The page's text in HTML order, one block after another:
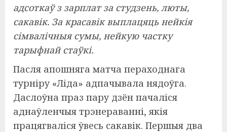
адсоткаў з зарплат за студзень, люты,
сакавік. За красавік выплацяць нейкія
сімвалічныя сумы, нейкую частку
тарыфнай стаўкі.
Пасля апошняга матча пераходнага
турніру «Ліда» адпачывала нядоўга.
Даслоўна праз пару дзён пачаліся
аднаўленчыя трэнераванні, якія
працягваліся ўвесь сакавік. Першыя два